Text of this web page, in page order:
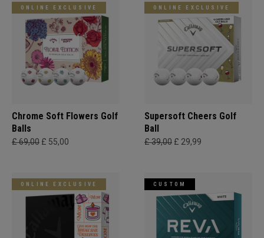
ONLINE EXCLUSIVE
Chrome Soft Flowers Golf
Balls
£ 69,00 £ 55,00
ONLINE EXCLUSIVE
Supersoft Cheers Golf
Ball
£ 39,00 £ 29,99
ONLINE EXCLUSIVE CUSTOM